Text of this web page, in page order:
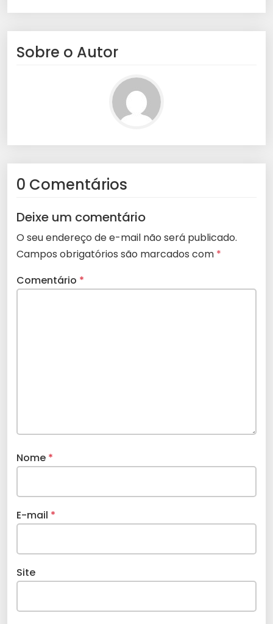
Sobre o Autor
0 Comentários
Deixe um comentário
O seu endereço de e-mail não será publicado.
Campos obrigatórios são marcados com *
Comentário *
Nome *
E-mail *
Site